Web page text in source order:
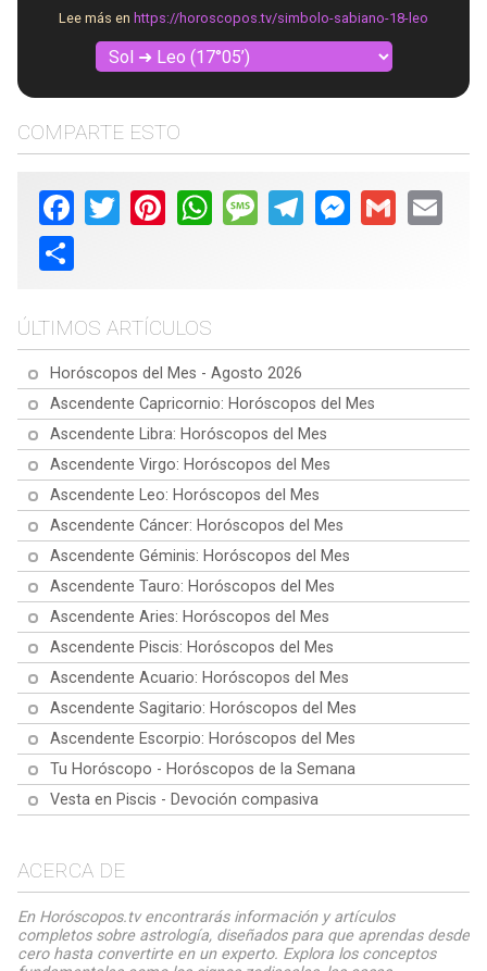
Lee más en https://horoscopos.tv/simbolo-sabiano-18-leo
COMPARTE ESTO
Facebook
Twitter PinterestWhatsAppMessageTelegramMessenger
Gmail Email
Share
ÚLTIMOS ARTÍCULOS
Horóscopos del Mes - Agosto 2026
Ascendente Capricornio: Horóscopos del Mes
Ascendente Libra: Horóscopos del Mes
Ascendente Virgo: Horóscopos del Mes
Ascendente Leo: Horóscopos del Mes
Ascendente Cáncer: Horóscopos del Mes
Ascendente Géminis: Horóscopos del Mes
Ascendente Tauro: Horóscopos del Mes
Ascendente Aries: Horóscopos del Mes
Ascendente Piscis: Horóscopos del Mes
Ascendente Acuario: Horóscopos del Mes
Ascendente Sagitario: Horóscopos del Mes
Ascendente Escorpio: Horóscopos del Mes
Tu Horóscopo - Horóscopos de la Semana
Vesta en Piscis - Devoción compasiva
ACERCA DE
En Horóscopos.tv encontrarás información y artículos
completos sobre astrología, diseñados para que aprendas desde
cero hasta convertirte en un experto. Explora los conceptos